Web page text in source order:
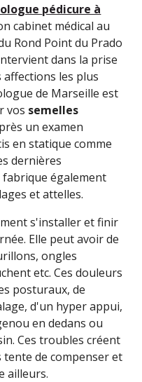
pédicure à
cabinet médical au
Rond Point du Prado
dans la prise
les plus
de Marseille est
vos semelles
un examen
en statique comme
dernières
également
et attelles.
s'installer et finir
Elle peut avoir de
ongles
etc. Ces douleurs
posturaux, de
d'un hyper appui,
en dedans ou
Ces troubles créent
tente de compenser et
ailleurs.